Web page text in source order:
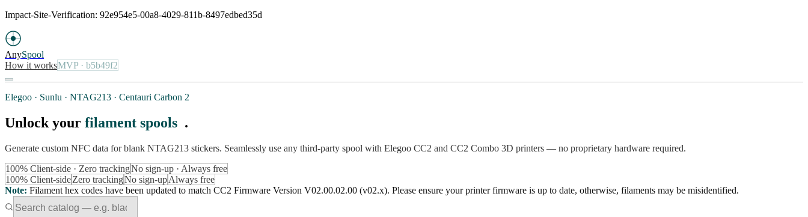
Impact-Site-Verification: 92e954e5-00a8-4029-811b-8497edbed35d
AnySpool
How it worksMVP· b5b49f2
Elegoo · Sunlu · NTAG213 · Centauri Carbon 2
Unlock your filament spools .
Generate custom NFC data for blank NTAG213 stickers. Seamlessly use any third-party spool with Elegoo CC2 and CC2 Combo 3D printers — no proprietary hardware required.
100% Client-side · Zero trackingNo sign-up · Always free
100% Client-sideZero trackingNo sign-upAlways free
Note: Filament hex codes have been updated to match CC2 Firmware Version V02.00.02.00 (v02.x). Please ensure your printer firmware is up to date, otherwise, filaments may be misidentified.